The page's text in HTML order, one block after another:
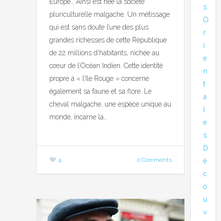
pluriculturelle malgache. Un métissage
qui est sans doute l’une des plus
grandes richesses de cette République
de 22 millions d’habitants, nichée au
cœur de l’Océan Indien. Cette identité
propre à « l’Ile Rouge » concerne
également sa faune et sa flore. Le
cheval malgache, une espèce unique au
monde, incarne la…
4 0 Comments
s
O
r
i
e
n
t
a
e
s
D
é
c
o
u
v